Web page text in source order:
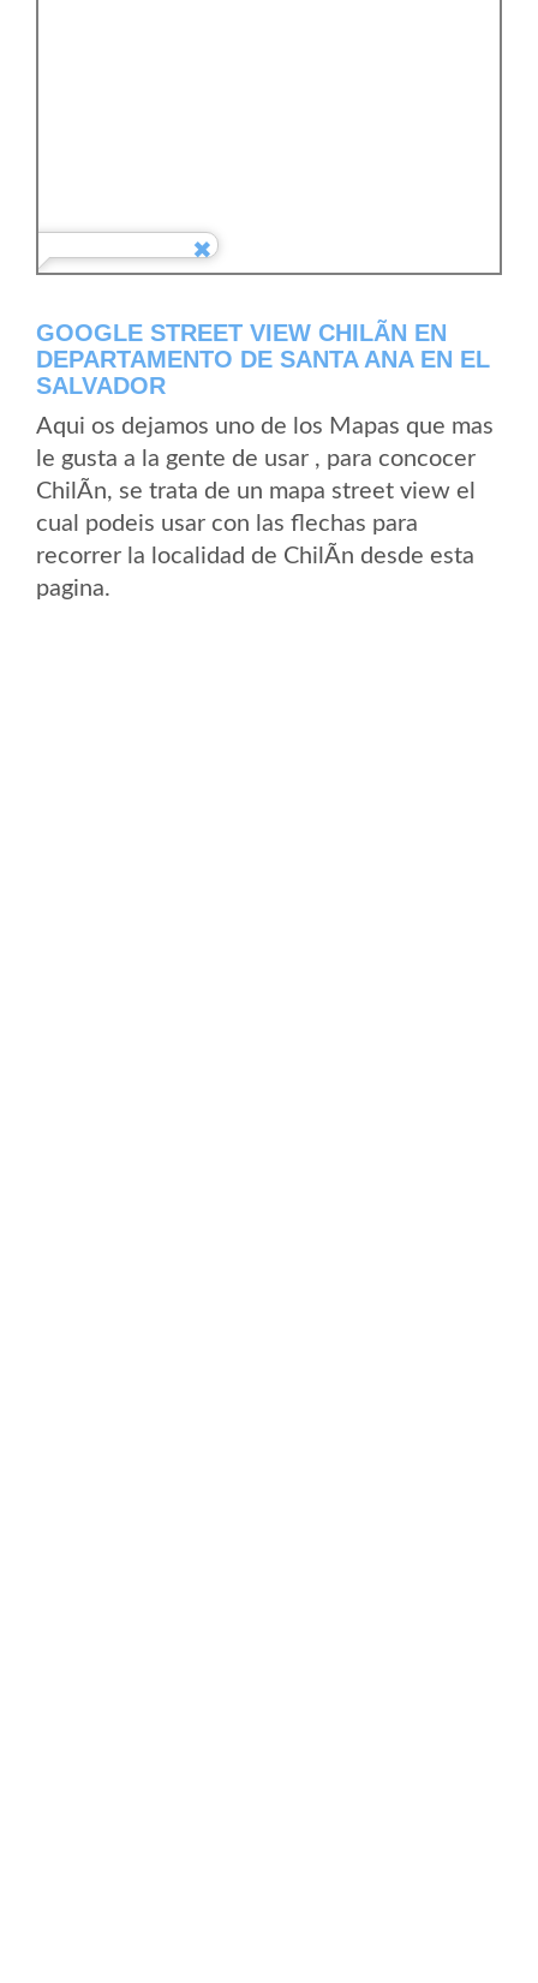
GOOGLE STREET VIEW CHILÃ­N EN
DEPARTAMENTO DE SANTA ANA EN EL
SALVADOR
Aqui os dejamos uno de los Mapas que mas
le gusta a la gente de usar , para concocer
ChilÃ­n, se trata de un mapa street view el
cual podeis usar con las flechas para
recorrer la localidad de ChilÃ­n desde esta
pagina.